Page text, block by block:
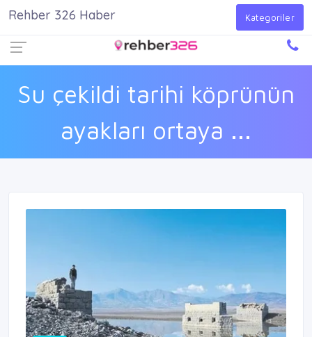
Giriş Yap
Su çekildi tarihi köprünün
ayakları ortaya ...
Rehber 326 Haber Kategoriler